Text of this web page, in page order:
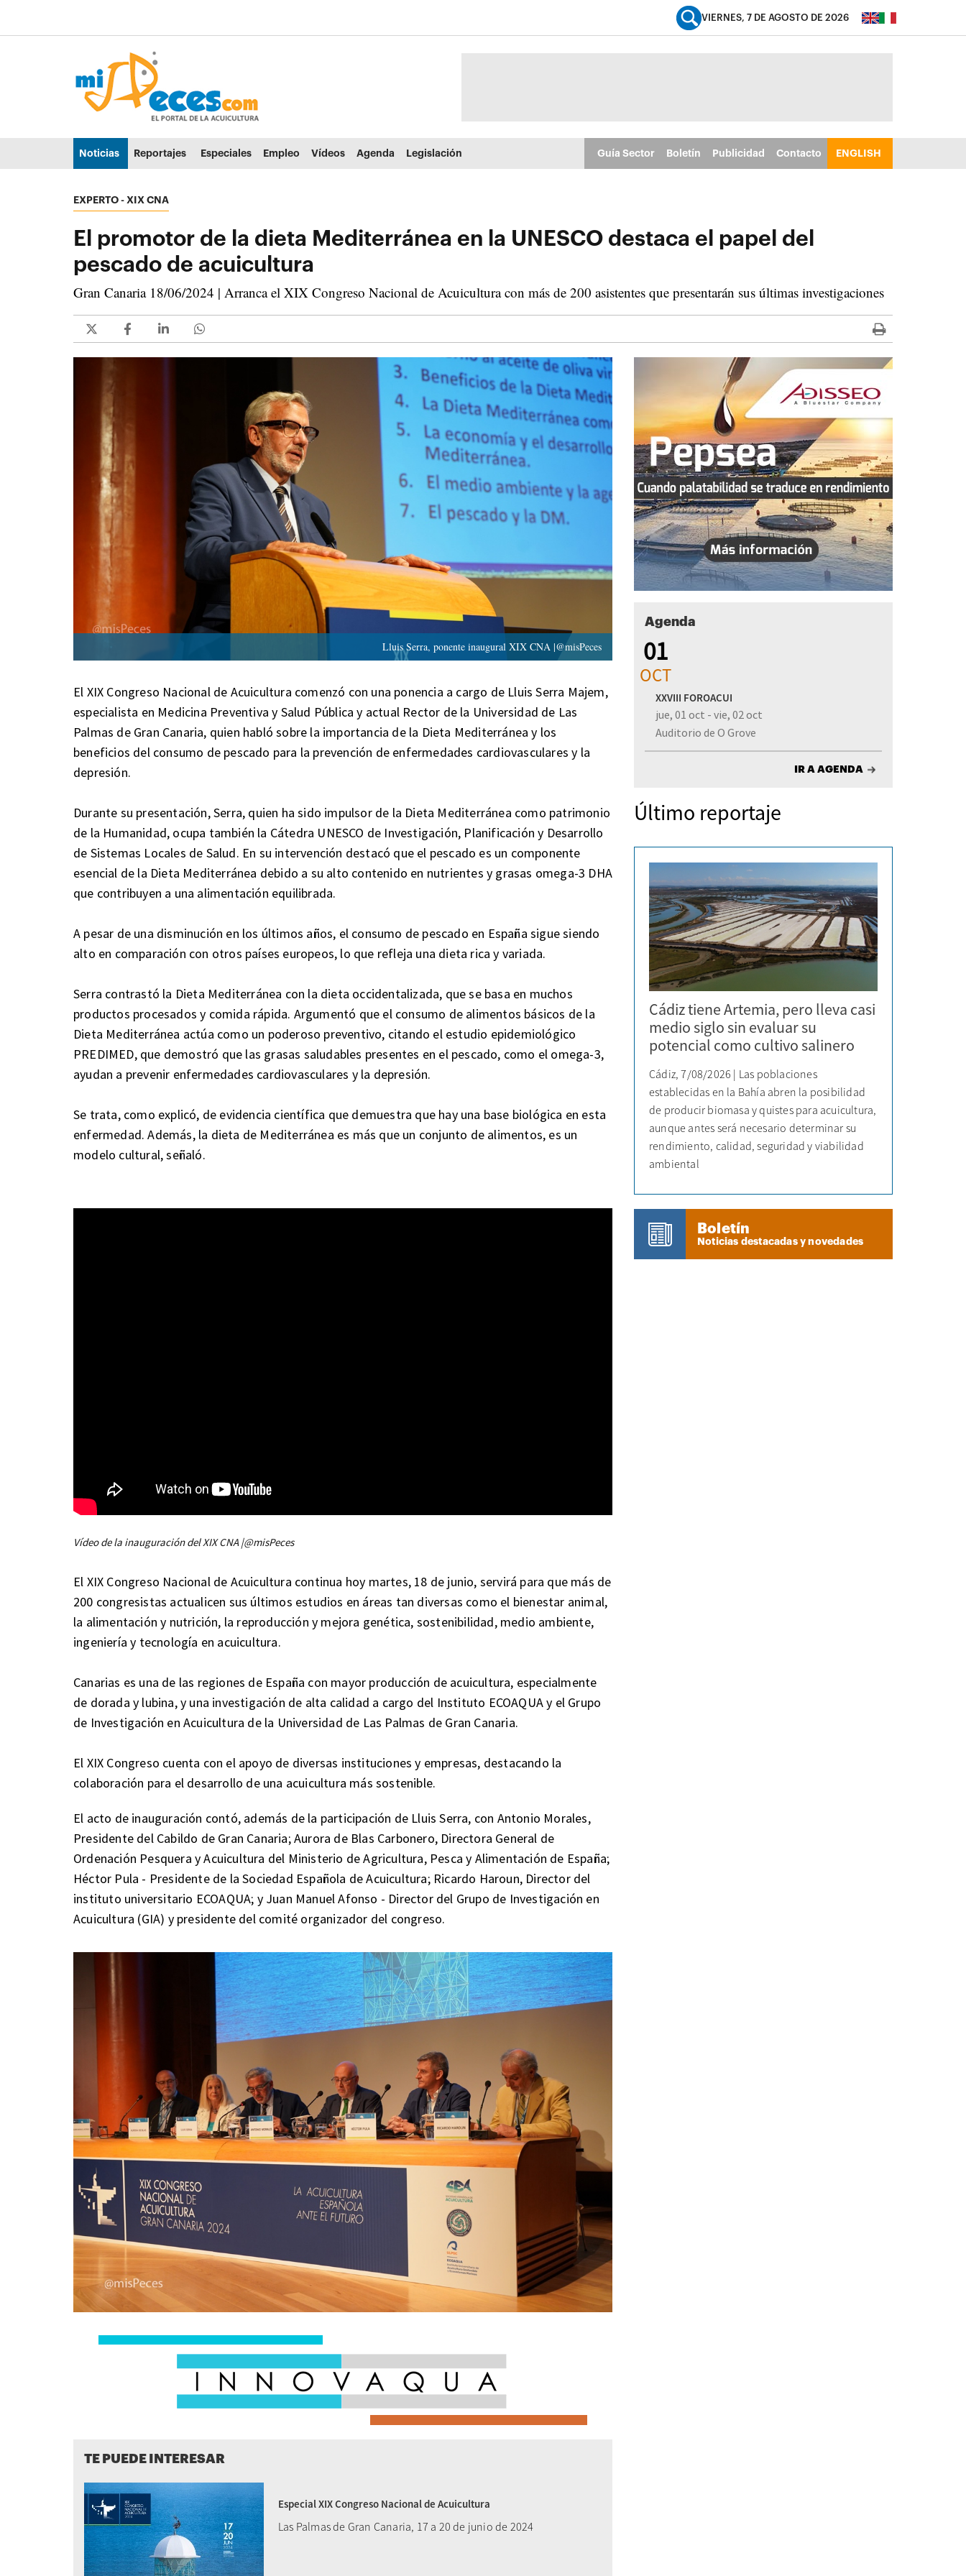
Ir al menú principal (alt + u)
VIERNES, 7 DE AGOSTO DE 2026
Noticias Reportajes Especiales Empleo Vídeos Agenda Legislación Guía Sector Boletín Publicidad Contacto ENGLISH
EXPERTO XIX CNA
El promotor de la dieta Mediterránea en la UNESCO destaca el papel del
pescado de acuicultura
Gran Canaria 18/06/2024 | Arranca el XIX Congreso Nacional de Acuicultura con más de 200 asistentes que presentarán sus últimas investigaciones
Lluis Serra, ponente inaugural XIX CNA |@misPeces
El XIX Congreso Nacional de Acuicultura comenzó con una ponencia a cargo de Lluis Serra Majem,
especialista en Medicina Preventiva y Salud Pública y actual Rector de la Universidad de Las
Palmas de Gran Canaria, quien habló sobre la importancia de la Dieta Mediterránea y los
beneficios del consumo de pescado para la prevención de enfermedades cardiovasculares y la
depresión.
Durante su presentación, Serra, quien ha sido impulsor de la Dieta Mediterránea como patrimonio
de la Humanidad, ocupa también la Cátedra UNESCO de Investigación, Planificación y Desarrollo
de Sistemas Locales de Salud. En su intervención destacó que el pescado es un componente
esencial de la Dieta Mediterránea debido a su alto contenido en nutrientes y grasas omega-3 DHA
que contribuyen a una alimentación equilibrada.
A pesar de una disminución en los últimos años, el consumo de pescado en España sigue siendo
alto en comparación con otros países europeos, lo que refleja una dieta rica y variada.
Serra contrastó la Dieta Mediterránea con la dieta occidentalizada, que se basa en muchos
productos procesados y comida rápida. Argumentó que el consumo de alimentos básicos de la
Dieta Mediterránea actúa como un poderoso preventivo, citando el estudio epidemiológico
PREDIMED, que demostró que las grasas saludables presentes en el pescado, como el omega-3,
ayudan a prevenir enfermedades cardiovasculares y la depresión.
Se trata, como explicó, de evidencia científica que demuestra que hay una base biológica en esta
enfermedad. Además, la dieta de Mediterránea es más que un conjunto de alimentos, es un
modelo cultural, señaló.
Vídeo de la inauguración del XIX CNA |@misPeces
El XIX Congreso Nacional de Acuicultura continua hoy martes, 18 de junio, servirá para que más de
200 congresistas actualicen sus últimos estudios en áreas tan diversas como el bienestar animal,
la alimentación y nutrición, la reproducción y mejora genética, sostenibilidad, medio ambiente,
ingeniería y tecnología en acuicultura.
Canarias es una de las regiones de España con mayor producción de acuicultura, especialmente
de dorada y lubina, y una investigación de alta calidad a cargo del Instituto ECOAQUA y el Grupo
de Investigación en Acuicultura de la Universidad de Las Palmas de Gran Canaria.
El XIX Congreso cuenta con el apoyo de diversas instituciones y empresas, destacando la
colaboración para el desarrollo de una acuicultura más sostenible.
El acto de inauguración contó, además de la participación de Lluis Serra, con Antonio Morales,
Presidente del Cabildo de Gran Canaria; Aurora de Blas Carbonero, Directora General de
Ordenación Pesquera y Acuicultura del Ministerio de Agricultura, Pesca y Alimentación de España;
Héctor Pula - Presidente de la Sociedad Española de Acuicultura; Ricardo Haroun, Director del
instituto universitario ECOAQUA; y Juan Manuel Afonso - Director del Grupo de Investigación en
Acuicultura (GIA) y presidente del comité organizador del congreso.
TE PUEDE INTERESAR
Especial XIX Congreso Nacional de Acuicultura
Las Palmas de Gran Canaria, 17 a 20 de junio de 2024
Agenda
01
OCT
XXVIII FOROACUI
jue, 01 oct - vie, 02 oct
Auditorio de O Grove
IR A AGENDA
Último reportaje
Cádiz tiene Artemia, pero lleva casi
medio siglo sin evaluar su
potencial como cultivo salinero
Cádiz, 7/08/2026 | Las poblaciones
establecidas en la Bahía abren la posibilidad
de producir biomasa y quistes para acuicultura,
aunque antes será necesario determinar su
rendimiento, calidad, seguridad y viabilidad
ambiental
Boletín
Noticias destacadas y novedades